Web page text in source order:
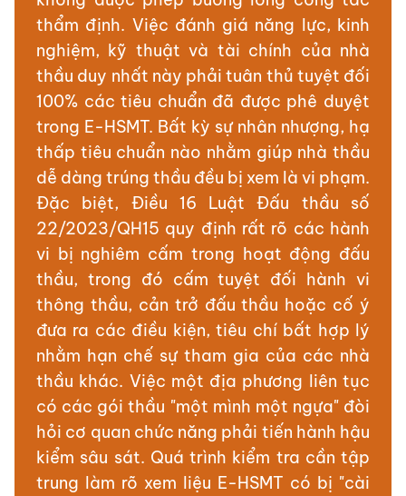
thẩm định. Việc đánh giá năng lực, kinh
nghiệm, kỹ thuật và tài chính của nhà
thầu duy nhất này phải tuân thủ tuyệt đối
100% các tiêu chuẩn đã được phê duyệt
trong E-HSMT. Bất kỳ sự nhân nhượng, hạ
thấp tiêu chuẩn nào nhằm giúp nhà thầu
dễ dàng trúng thầu đều bị xem là vi phạm.
Đặc biệt, Điều 16 Luật Đấu thầu số
22/2023/QH15 quy định rất rõ các hành
vi bị nghiêm cấm trong hoạt động đấu
thầu, trong đó cấm tuyệt đối hành vi
thông thầu, cản trở đấu thầu hoặc cố ý
đưa ra các điều kiện, tiêu chí bất hợp lý
nhằm hạn chế sự tham gia của các nhà
thầu khác. Việc một địa phương liên tục
có các gói thầu "một mình một ngựa" đòi
hỏi cơ quan chức năng phải tiến hành hậu
kiểm sâu sát. Quá trình kiểm tra cần tập
trung làm rõ xem liệu E-HSMT có bị "cài